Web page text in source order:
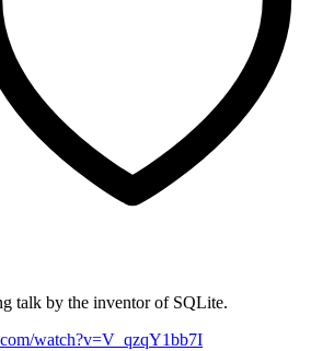
talk by the inventor of SQLite.
watch?v=V_qzqY1bb7I